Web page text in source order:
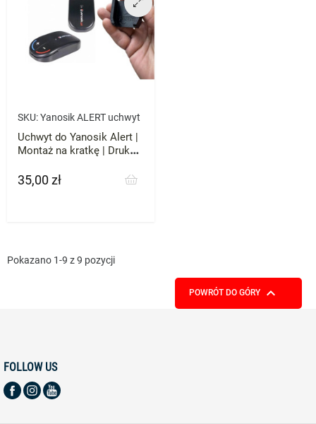
SKU:Yanosik ALERT uchwyt
Uchwyt do Yanosik Alert |
Montaż na kratkę | Druk
Cena
35,00 zł
Pokazano 1-9 z 9 pozycji
POWRÓT DO GÓRY 
FOLLOW US